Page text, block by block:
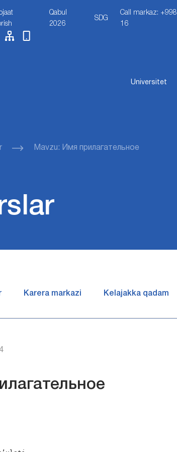
Qabul
2026
SDG
Call markaz:
16
Universitet
Mavzu: Имя прилагательное
Karera markazi Kelajakka qadam